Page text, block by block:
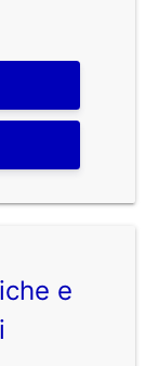
e